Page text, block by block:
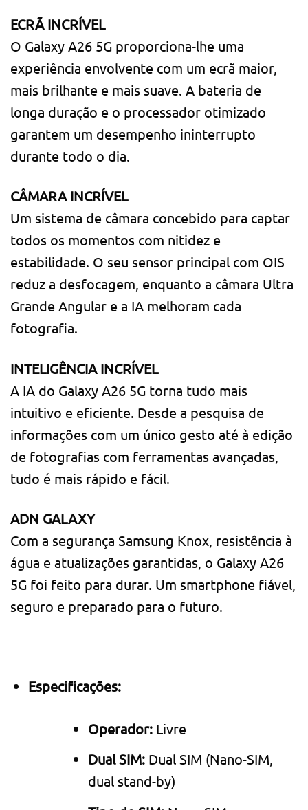
ECRÃ INCRÍVEL
O Galaxy A26 5G proporciona-lhe uma
experiência envolvente com um ecrã maior,
mais brilhante e mais suave. A bateria de
longa duração e o processador otimizado
garantem um desempenho ininterrupto
durante todo o dia.
CÂMARA INCRÍVEL
Um sistema de câmara concebido para captar
todos os momentos com nitidez e
estabilidade. O seu sensor principal com OIS
reduz a desfocagem, enquanto a câmara Ultra
Grande Angular e a IA melhoram cada
fotografia.
INTELIGÊNCIA INCRÍVEL
A IA do Galaxy A26 5G torna tudo mais
intuitivo e eficiente. Desde a pesquisa de
informações com um único gesto até à edição
de fotografias com ferramentas avançadas,
tudo é mais rápido e fácil.
ADN GALAXY
Com a segurança Samsung Knox, resistência à
água e atualizações garantidas, o Galaxy A26
5G foi feito para durar. Um smartphone fiável,
seguro e preparado para o futuro.
Especificações:
Operador:Livre
Dual SIM:Dual SIM (Nano-SIM,
dual stand-by)